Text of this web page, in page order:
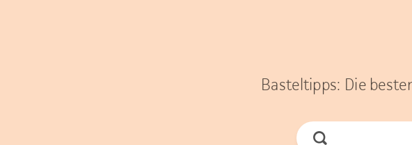
Basteltipps: Die